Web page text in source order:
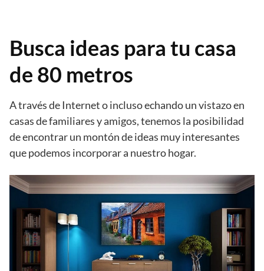
Busca ideas para tu casa
de 80 metros
A través de Internet o incluso echando un vistazo en
casas de familiares y amigos, tenemos la posibilidad
de encontrar un montón de ideas muy interesantes
que podemos incorporar a nuestro hogar.